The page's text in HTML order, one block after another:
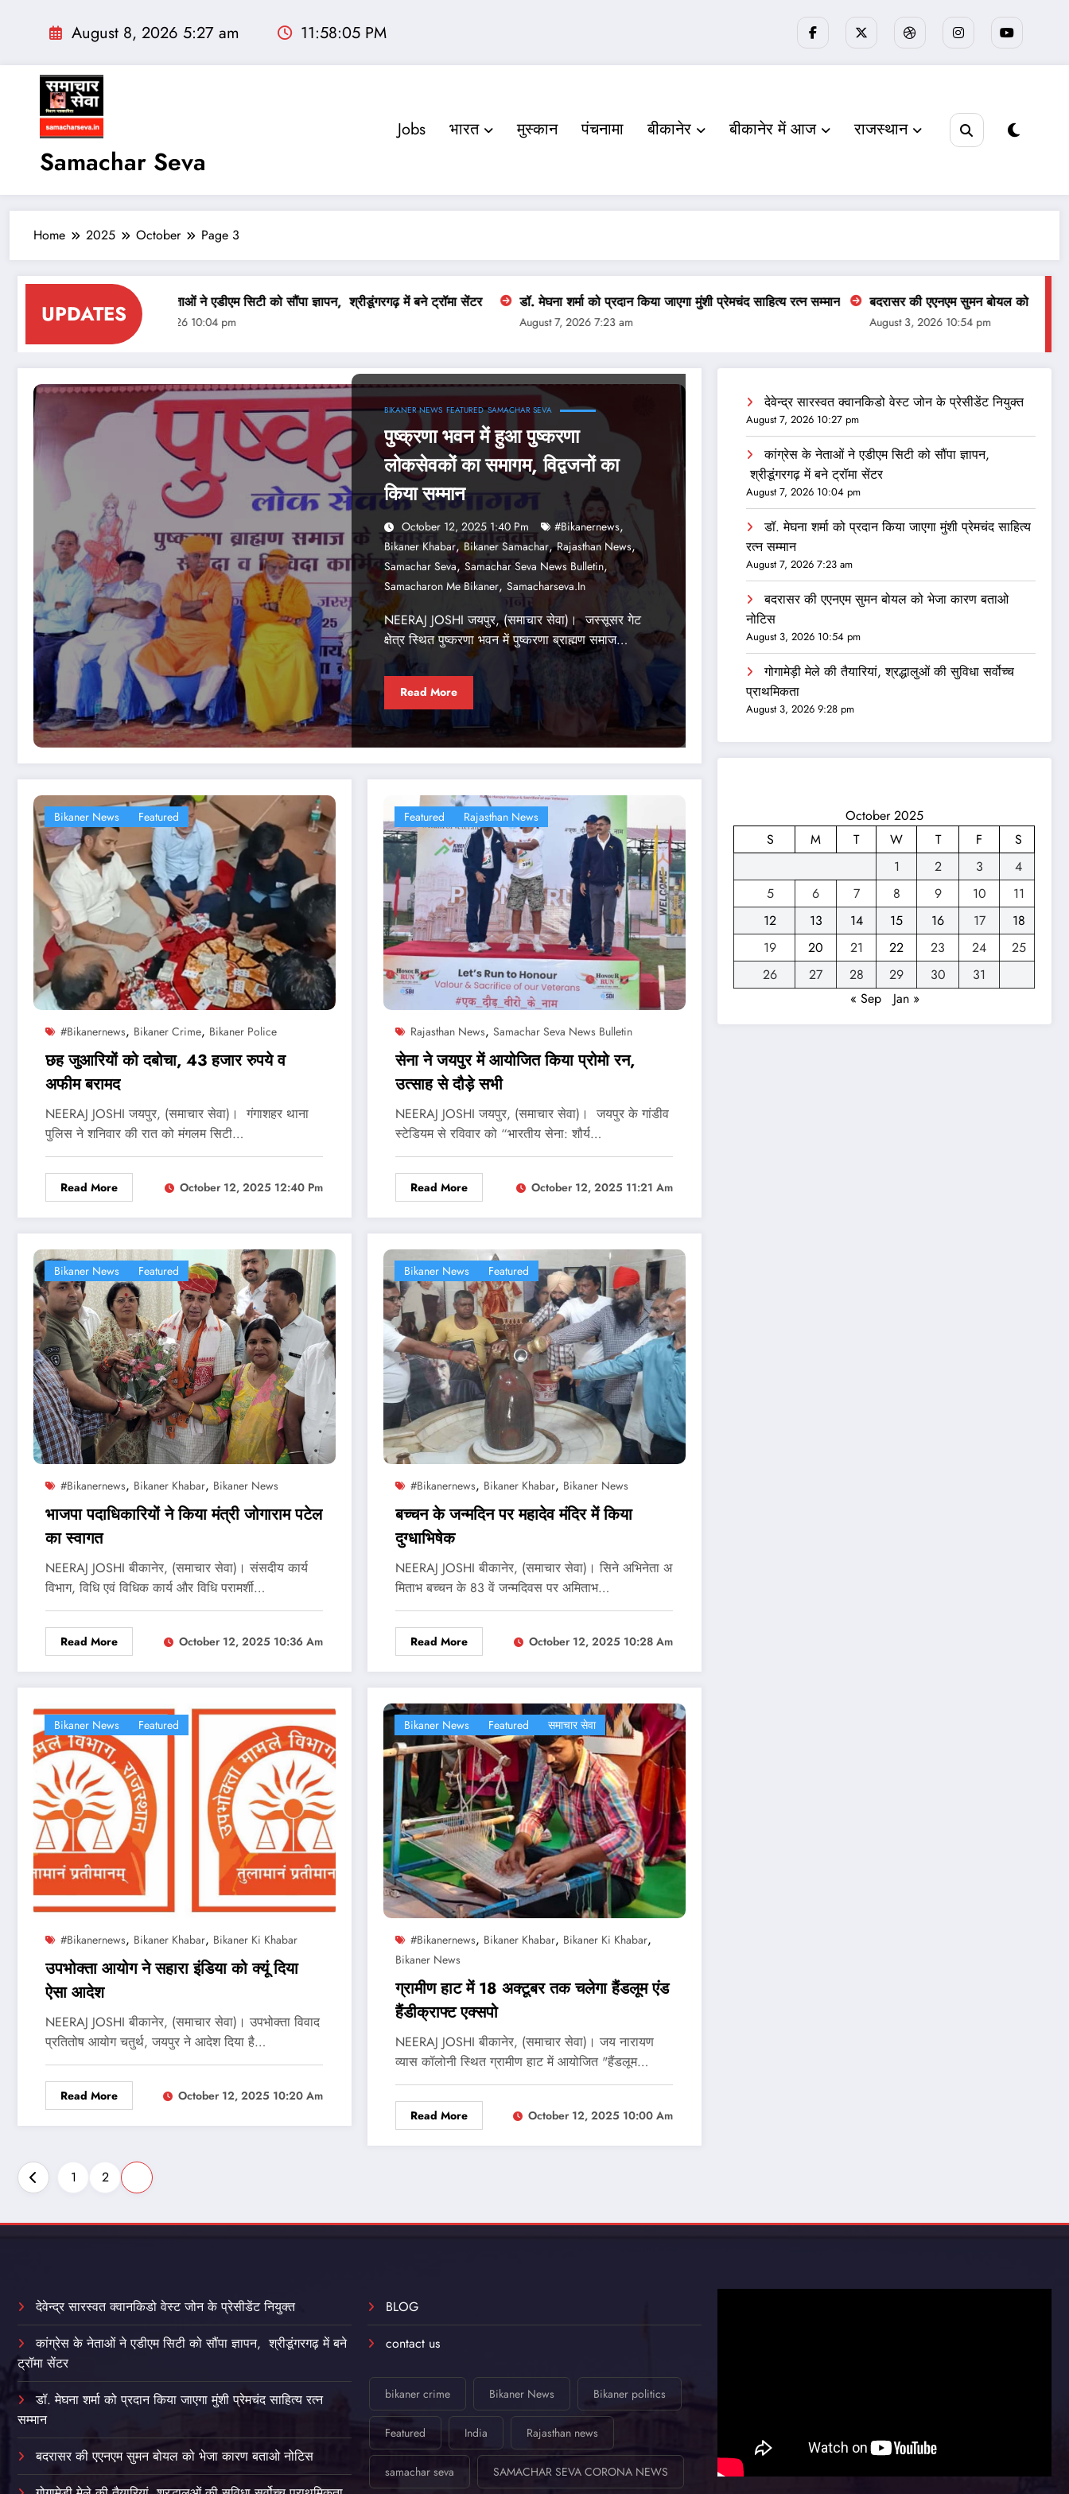
August 8, 2026 5:27 am 11:58:06 PM
Samachar Seva
Jobs भारत मुस्‍कान पंचनामा बीकानेर बीकानेर में आज राजस्‍थान
Home 2025 October Page 3
UPDATES
कांग्रेस के नेताओं ने एडीएम सिटी को सौंपा ज्ञापन, श्रीडूंगरगढ़ में बने ट्रॉमा सेंटर
August 7, 2026 10:04 pm
डॉ. मेघना शर्मा को प्रदान किया जाएगा मुंशी प्रेमचंद साहित्य रत्न सम्‍मान
August 7, 2026 7:23 am
बदरासर की एएनएम सुमन बोयल को भेजा कारण बताओ
August 3, 2026 10:54 pm
BIKANER NEWS FEATURED SAMACHAR SEVA
पुष्क्रणा भवन में हुआ पुष्करणा
लोकसेवकों का समागम, विद्वजनों का
किया सम्मान
October 12, 2025 1:40 Pm #bikanernews,
Bikaner Khabar,Bikaner Samachar,Rajasthan News,
Samachar Seva, Samachar Seva News Bulletin,
Samacharon Me Bikaner, Samacharseva.in
NEERAJ JOSHI जयपुर, (समाचार सेवा)। जस्‍सूसर गेट
क्षेत्र स्थित पुष्‍करणा भवन में पुष्करणा ब्राह्मण समाज…
Read More
Bikaner News Featured
#bikanernews, Bikaner Crime, Bikaner Police
छह जुआरियों को दबोचा, 43 हजार रुपये व
अफीम बरामद
NEERAJ JOSHI जयपुर, (समाचार सेवा)। गंगाशहर थाना
पुलिस ने शनिवार की रात को मंगलम सिटी…
Read More October 12, 2025 12:40 Pm
Featured Rajasthan News
Rajasthan News, Samachar Seva News Bulletin
सेना ने जयपुर में आयोजित किया प्रोमो रन,
उत्‍साह से दौड़े सभी
NEERAJ JOSHI जयपुर, (समाचार सेवा)। जयपुर के गांडीव
स्टेडियम से रविवार को “भारतीय सेना: शौर्य…
Read More October 12, 2025 11:21 Am
Bikaner News Featured
#bikanernews, Bikaner Khabar, Bikaner News
भाजपा पदाधिकारियों ने किया मंत्री जोगाराम पटेल
का स्‍वागत
NEERAJ JOSHI बीकानेर, (समाचार सेवा)। संसदीय कार्य
विभाग, विधि एवं विधिक कार्य और विधि परामर्शी…
Read More October 12, 2025 10:36 Am
Bikaner News Featured
#bikanernews, Bikaner Khabar, Bikaner News
बच्‍चन के जन्मदिन पर महादेव मंदिर में किया
दुग्धाभिषेक
NEERAJ JOSHI बीकानेर, (समाचार सेवा)। सिने अभिनेता अ
मिताभ बच्चन के 83 वें जन्मदिवस पर अमिताभ…
Read More October 12, 2025 10:28 Am
Bikaner News Featured
#bikanernews, Bikaner Khabar, Bikaner Ki Khabar
उपभोक्ता आयोग ने सहारा इंडिया को क्यूं दिया
ऐसा आदेश
NEERAJ JOSHI बीकानेर, (समाचार सेवा)। उपभोक्ता विवाद
प्रतितोष आयोग चतुर्थ, जयपुर ने आदेश दिया है…
Read More October 12, 2025 10:20 Am
Bikaner News Featured समाचार सेवा
#bikanernews, Bikaner Khabar, Bikaner Ki Khabar,
Bikaner News
ग्रामीण हाट में 18 अक्टूबर तक चलेगा हैंडलूम एंड
हैंडीक्राफ्ट एक्सपो
NEERAJ JOSHI बीकानेर, (समाचार सेवा)। जय नारायण
व्यास कॉलोनी स्थित ग्रामीण हाट में आयोजित "हैंडलूम…
Read More October 12, 2025 10:00 Am
Posts
pagination
1 2
देवेन्द्र सारस्वत क्वानकिडो वेस्ट जोन के प्रेसीडेंट नियुक्त
August 7, 2026 10:27 pm
कांग्रेस के नेताओं ने एडीएम सिटी को सौंपा ज्ञापन,
श्रीडूंगरगढ़ में बने ट्रॉमा सेंटर
August 7, 2026 10:04 pm
डॉ. मेघना शर्मा को प्रदान किया जाएगा मुंशी प्रेमचंद साहित्य
रत्न सम्‍मान
August 7, 2026 7:23 am
बदरासर की एएनएम सुमन बोयल को भेजा कारण बताओ
नोटिस
August 3, 2026 10:54 pm
गोगामेड़ी मेले की तैयारियां, श्रद्धालुओं की सुविधा सर्वोच्च
प्राथमिकता
August 3, 2026 9:28 pm
October 2025
S
M T W T F
S
1
2 3
4
5
6 7 8 9 10
11
12
13 14 15 16 17
18
19
20 21 22 23 24
25
26
27 28 29 30
31
« Sep
Jan »
देवेन्द्र सारस्वत क्वानकिडो वेस्ट जोन के प्रेसीडेंट नियुक्त
कांग्रेस के नेताओं ने एडीएम सिटी को सौंपा ज्ञापन, श्रीडूंगरगढ़ में बने
ट्रॉमा सेंटर
डॉ. मेघना शर्मा को प्रदान किया जाएगा मुंशी प्रेमचंद साहित्य रत्न
सम्‍मान
बदरासर की एएनएम सुमन बोयल को भेजा कारण बताओ नोटिस
BLOG
contact us
bikaner crime Bikaner News Bikaner politics
Featured India Rajasthan news
samachar seva SAMACHAR SEVA CORONA NEWS